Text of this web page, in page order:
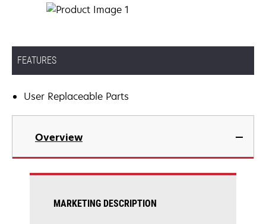
FEATURES
User Replaceable Parts
Overview
MARKETING DESCRIPTION